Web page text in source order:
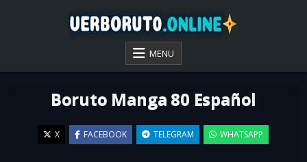
VER BORUTO ONLINE
MENU
Boruto Manga 80 Español
X FACEBOOK TELEGRAM WHATSAPP